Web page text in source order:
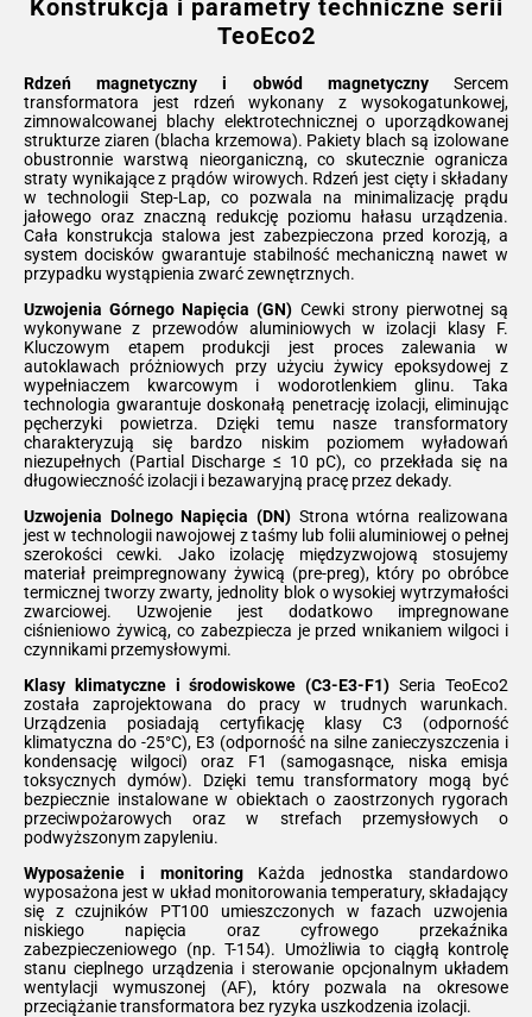
Konstrukcja i parametry techniczne serii
TeoEco2
Rdzeń magnetyczny i obwód magnetycznySercem
transformatora jest rdzeń wykonany z wysokogatunkowej,
zimnowalcowanej blachy elektrotechnicznej o uporządkowanej
strukturze ziaren (blacha krzemowa). Pakiety blach są izolowane
obustronnie warstwą nieorganiczną, co skutecznie ogranicza
straty wynikające z prądów wirowych. Rdzeń jest cięty i składany
w technologii Step-Lap, co pozwala na minimalizację prądu
jałowego oraz znaczną redukcję poziomu hałasu urządzenia.
Cała konstrukcja stalowa jest zabezpieczona przed korozją, a
system docisków gwarantuje stabilność mechaniczną nawet w
przypadku wystąpienia zwarć zewnętrznych.
Uzwojenia Górnego Napięcia (GN) Cewki strony pierwotnej są
wykonywane z przewodów aluminiowych w izolacji klasy F.
Kluczowym etapem produkcji jest proces zalewania w
autoklawach próżniowych przy użyciu żywicy epoksydowej z
wypełniaczem kwarcowym i wodorotlenkiem glinu. Taka
technologia gwarantuje doskonałą penetrację izolacji, eliminując
pęcherzyki powietrza. Dzięki temu nasze transformatory
charakteryzują się bardzo niskim poziomem wyładowań
niezupełnych (Partial Discharge ≤ 10 pC), co przekłada się na
długowieczność izolacji i bezawaryjną pracę przez dekady.
Uzwojenia Dolnego Napięcia (DN) Strona wtórna realizowana
jest w technologii nawojowej z taśmy lub folii aluminiowej o pełnej
szerokości cewki. Jako izolację międzyzwojową stosujemy
materiał preimpregnowany żywicą (pre-preg), który po obróbce
termicznej tworzy zwarty, jednolity blok o wysokiej wytrzymałości
zwarciowej. Uzwojenie jest dodatkowo impregnowane
ciśnieniowo żywicą, co zabezpiecza je przed wnikaniem wilgoci i
czynnikami przemysłowymi.
Klasy klimatyczne i środowiskowe (C3-E3-F1) Seria TeoEco2
została zaprojektowana do pracy w trudnych warunkach.
Urządzenia posiadają certyfikację klasy C3 (odporność
klimatyczna do -25°C), E3 (odporność na silne zanieczyszczenia i
kondensację wilgoci) oraz F1 (samogasnące, niska emisja
toksycznych dymów). Dzięki temu transformatory mogą być
bezpiecznie instalowane w obiektach o zaostrzonych rygorach
przeciwpożarowych oraz w strefach przemysłowych o
podwyższonym zapyleniu.
Wyposażenie i monitoringKażda jednostka standardowo
wyposażona jest w układ monitorowania temperatury, składający
się z czujników PT100 umieszczonych w fazach uzwojenia
niskiego napięcia oraz cyfrowego przekaźnika
zabezpieczeniowego (np. T-154). Umożliwia to ciągłą kontrolę
stanu cieplnego urządzenia i sterowanie opcjonalnym układem
wentylacji wymuszonej (AF), który pozwala na okresowe
przeciążanie transformatora bez ryzyka uszkodzenia izolacji.